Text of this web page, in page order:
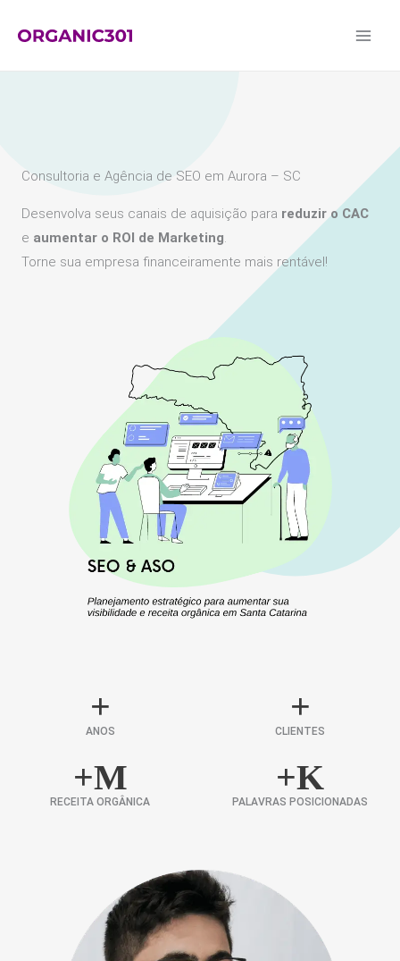
para
Consultoria e Agência de SEO em Aurora – SC
Desenvolva seus canais de aquisição para reduzir o CAC
e aumentar o ROI de Marketing.
Torne sua empresa financeiramente mais rentável!
+
ANOS
+
CLIENTES
+M
RECEITA ORGÂNICA
+K
PALAVRAS POSICIONADAS